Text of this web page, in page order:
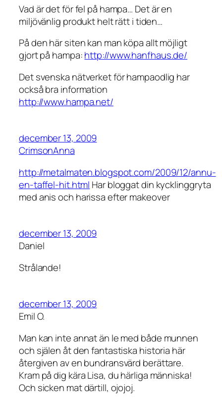
Vad är det för fel på hampa… Det är en
miljövänlig produkt helt rätt i tiden…
På den här siten kan man köpa allt möjligt
gjort på hampa:http://www.hanfhaus.de/
Det svenska nätverket för hampaodlig har
också bra information
http://www.hampa.net/
december 13, 2009
CrimsonAnna
http://metalmaten.blogspot.com/2009/12/annu-
en-taffel-hit.html Har bloggat din kycklinggryta
med anis och harissa efter makeover
december 13, 2009
Daniel
Strålande!
december 13, 2009
Emil O.
Man kan inte annat än le med både munnen
och själen åt den fantastiska historia här
återgiven av en bundransvärd berättare.
Kram på dig kära Lisa, du härliga människa!
Och sicken mat därtill, ojojoj.